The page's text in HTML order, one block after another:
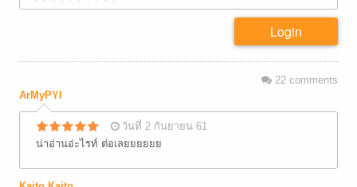
Login
22comments
ArMyPYI
วันที่ 2 กันยายน 61
น่าอ่านอ่ะไรท์ ต่อเลยยยยยย